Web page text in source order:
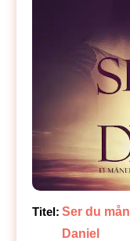
Titel: Ser du
Daniel